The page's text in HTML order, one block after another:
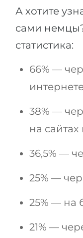
А хотите
сами
статистика:
66% —
38% —
на
36,5% —
25% —
25% — на
21% —